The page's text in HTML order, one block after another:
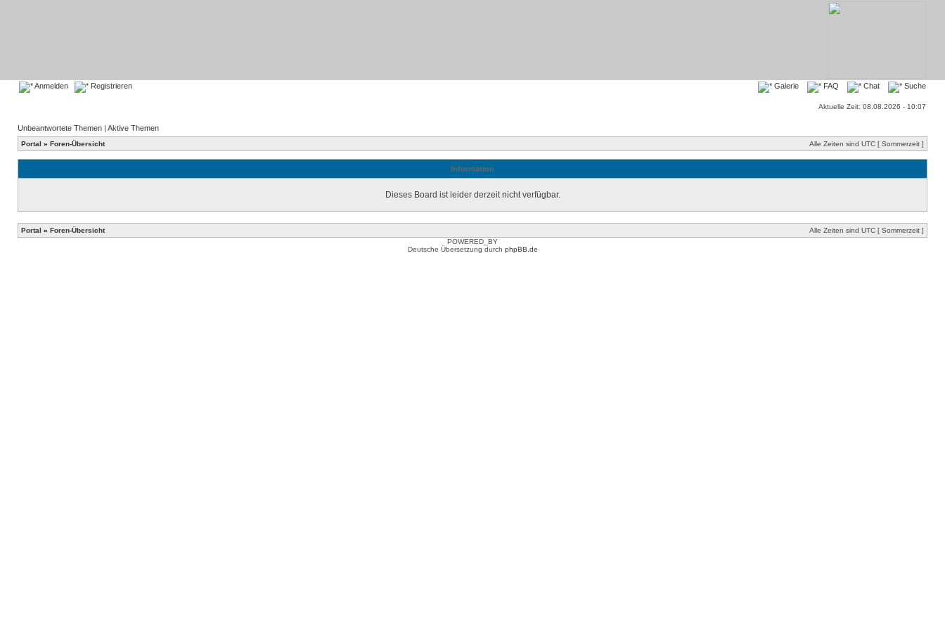
Anmelden Registrieren Galerie FAQ Chat Suche
Aktuelle Zeit: 08.08.2026 - 10:07
Unbeantwortete Themen | Aktive Themen
Portal » Foren-Übersicht Alle Zeiten sind UTC [ Sommerzeit ]
Information
Dieses Board ist leider derzeit nicht verfügbar.
Portal » Foren-Übersicht
Alle Zeiten sind UTC [ Sommerzeit ]
POWERED_BY
Deutsche Übersetzung durch phpBB.de